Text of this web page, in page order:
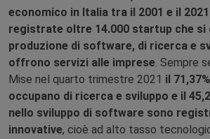
economico in Italia tra il 2001 e il
registrate oltre 14.000 startup che si
produzione di software, di ricerca e
offrono servizi alle imprese. Sempre
Mise nel quarto trimestre 2021 il
occupano di ricerca e sviluppo e il
nello sviluppo di software sono
innovative, cioè ad alto tasso